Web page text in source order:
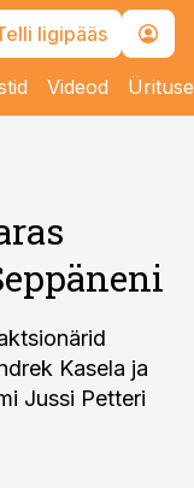
ligipääs
Videod
Kasela ja
Jussi Petteri